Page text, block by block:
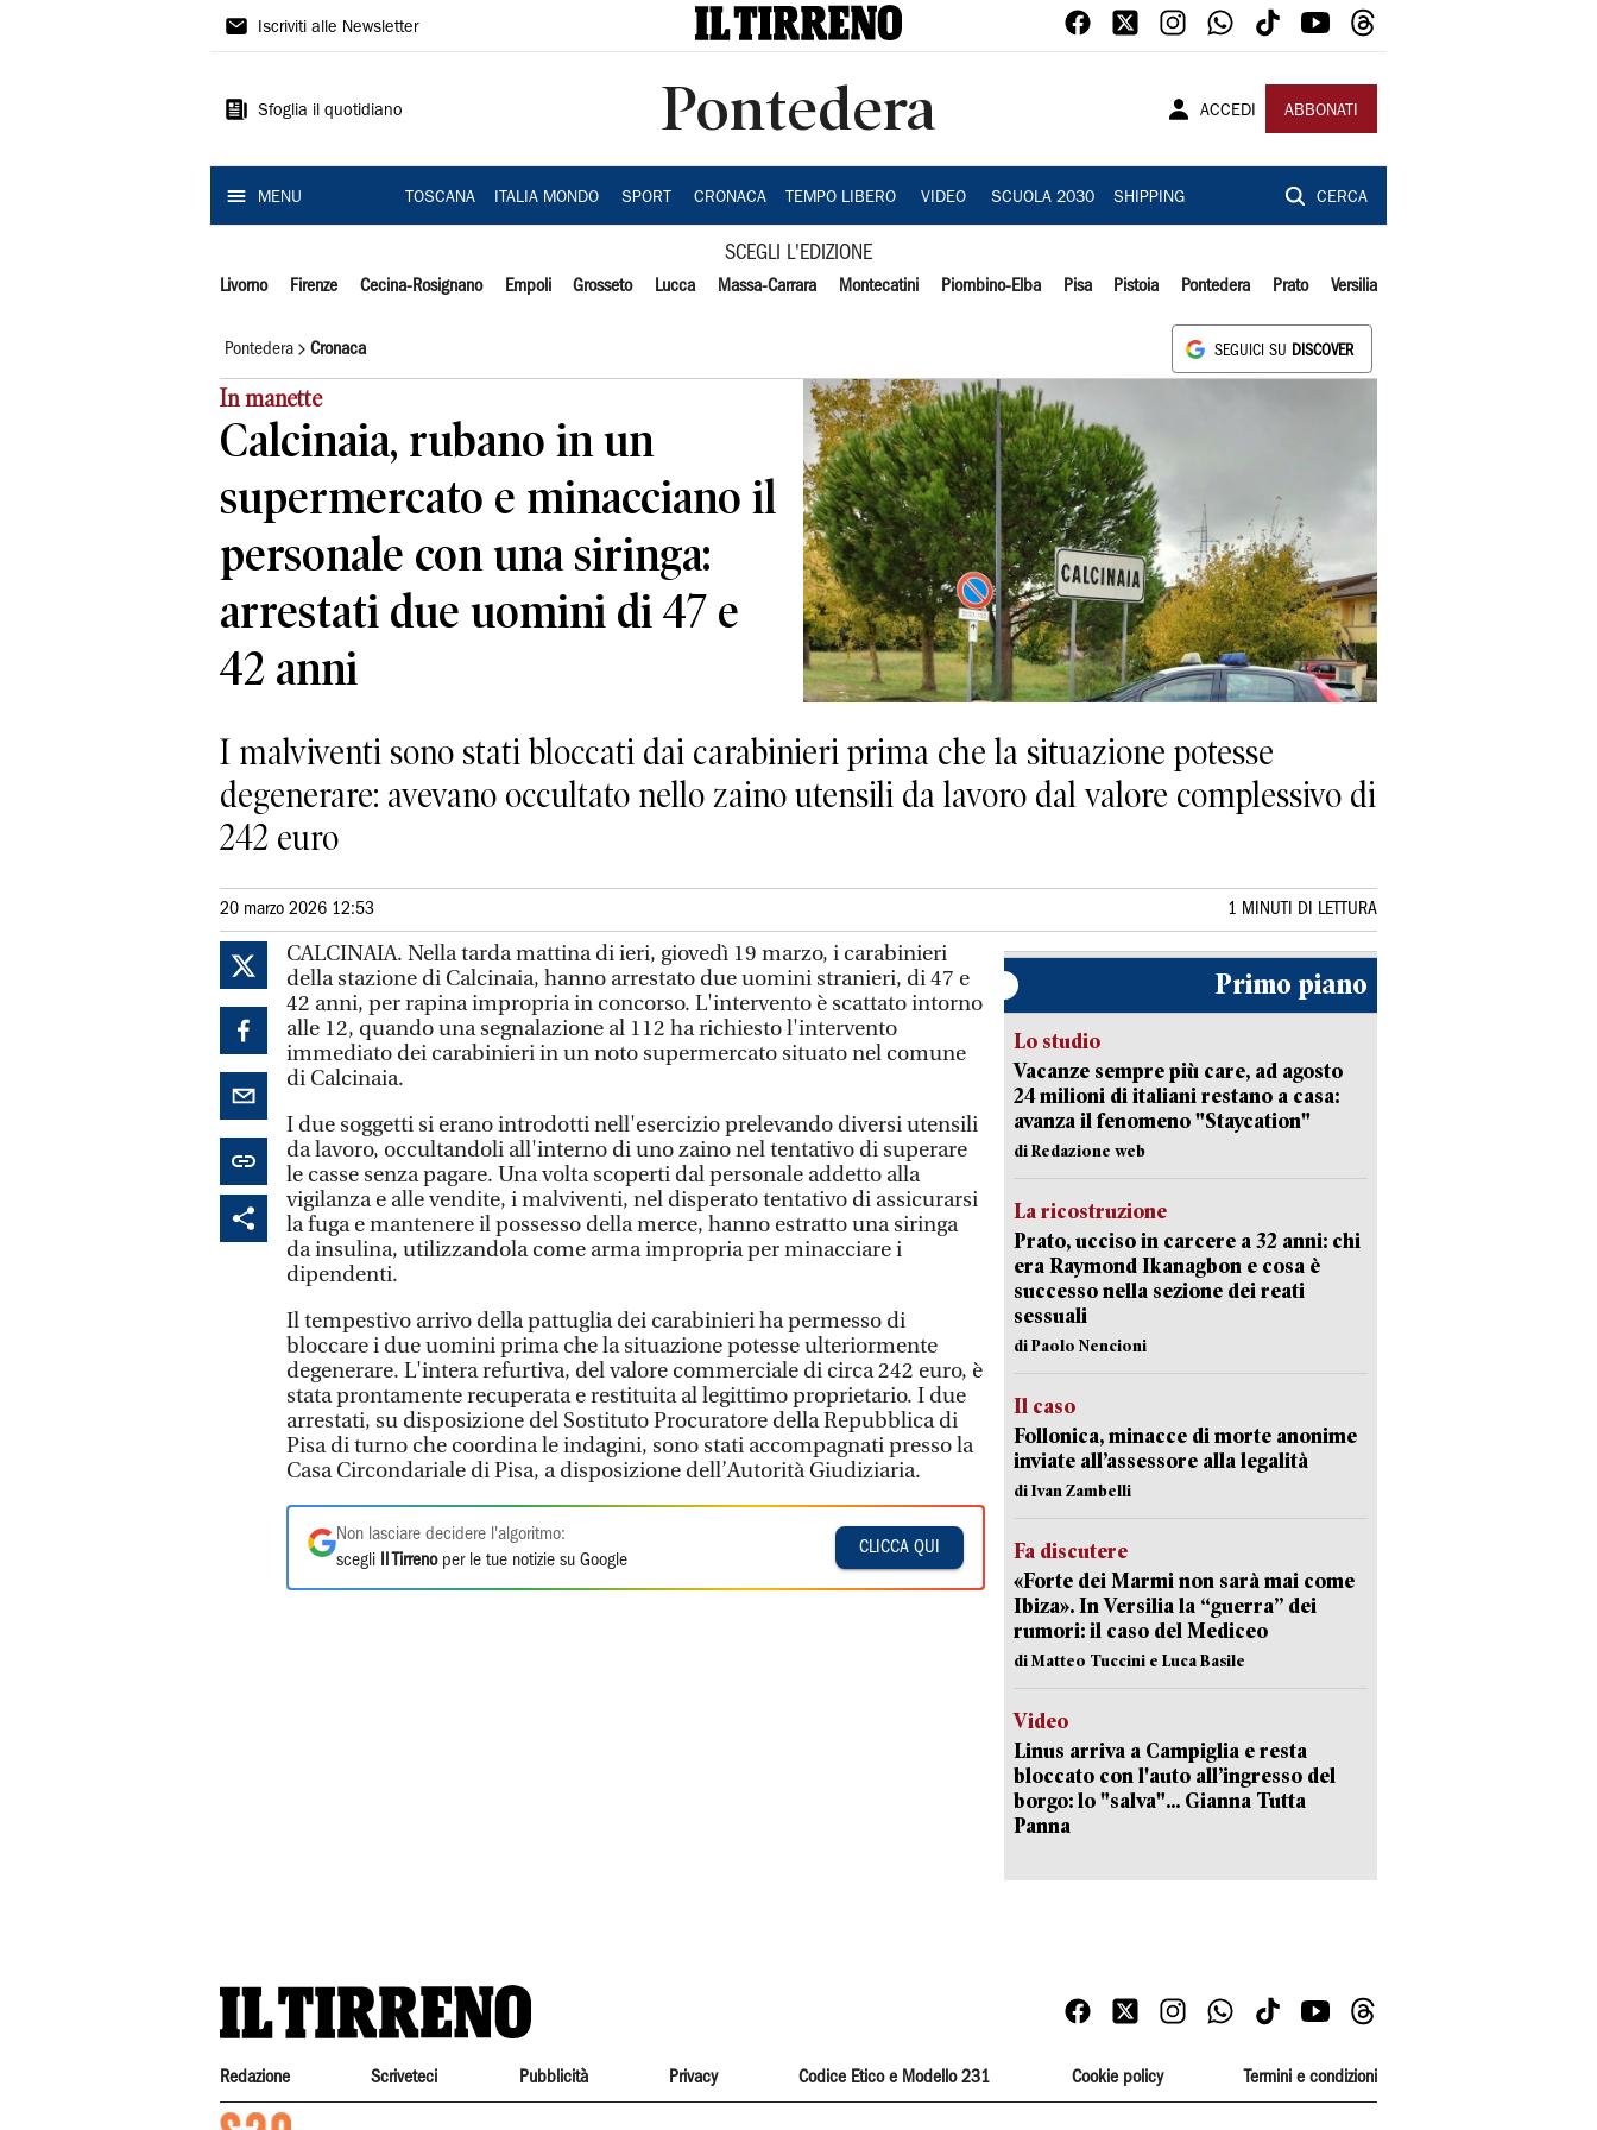
Il
Iscriviti alle Newsletter
Sfoglia il quotidiano Pontedera ACCEDI ABBONATI
MENU TOSCANA ITALIA MONDO SPORT CRONACA TEMPO LIBERO VIDEO SCUOLA 2030 SHIPPING CERCA
SCEGLI L'EDIZIONE
Livorno Firenze Cecina-Rosignano Empoli Grosseto Lucca Massa-Carrara Montecatini Piombino-Elba Pisa Pistoia Pontedera Prato Versilia
Pontedera Cronaca SEGUICI SU DISCOVER
In manette
Calcinaia, rubano in un
supermercato e minacciano il
personale con una siringa:
arrestati due uomini di 47 e
42 anni
I malviventi sono stati bloccati dai carabinieri prima che la situazione potesse
degenerare: avevano occultato nello zaino utensili da lavoro dal valore complessivo di
242 euro
20 marzo 2026 12:53 1 MINUTI DI LETTURA
CALCINAIA. Nella tarda mattina di ieri, giovedì 19 marzo, i carabinieri
della stazione di Calcinaia, hanno arrestato due uomini stranieri, di 47 e
42 anni, per rapina impropria in concorso. L'intervento è scattato intorno
alle 12, quando una segnalazione al 112 ha richiesto l'intervento
immediato dei carabinieri in un noto supermercato situato nel comune
di Calcinaia.
I due soggetti si erano introdotti nell'esercizio prelevando diversi utensili
da lavoro, occultandoli all'interno di uno zaino nel tentativo di superare
le casse senza pagare. Una volta scoperti dal personale addetto alla
vigilanza e alle vendite, i malviventi, nel disperato tentativo di assicurarsi
la fuga e mantenere il possesso della merce, hanno estratto una siringa
da insulina, utilizzandola come arma impropria per minacciare i
dipendenti.
Il tempestivo arrivo della pattuglia dei carabinieri ha permesso di
bloccare i due uomini prima che la situazione potesse ulteriormente
degenerare. L'intera refurtiva, del valore commerciale di circa 242 euro, è
stata prontamente recuperata e restituita al legittimo proprietario. I due
arrestati, su disposizione del Sostituto Procuratore della Repubblica di
Pisa di turno che coordina le indagini, sono stati accompagnati presso la
Casa Circondariale di Pisa, a disposizione dell’Autorità Giudiziaria.
Non lasciare decidere l'algoritmo:
scegli
Il Tirrenoper le tue notizie su Google
CLICCA QUI
Primo piano
Lo studio
Vacanze sempre più care, ad agosto
24 milioni di italiani restano a casa:
avanza il fenomeno "Staycation"
di Redazione web
La ricostruzione
Prato, ucciso in carcere a 32 anni: chi
era Raymond Ikanagbon e cosa è
successo nella sezione dei reati
sessuali
di Paolo Nencioni
Il caso
Follonica, minacce di morte anonime
inviate all’assessore alla legalità
di Ivan Zambelli
Fa discutere
«Forte dei Marmi non sarà mai come
Ibiza». In Versilia la “guerra” dei
rumori: il caso del Mediceo
di Matteo Tuccini e Luca Basile
Video
Linus arriva a Campiglia e resta
bloccato con l'auto all’ingresso del
borgo: lo "salva"... Gianna Tutta
Panna
Redazione Scriveteci Pubblicità Privacy Codice Etico e Modello 231 Cookie policy Termini e condizioni